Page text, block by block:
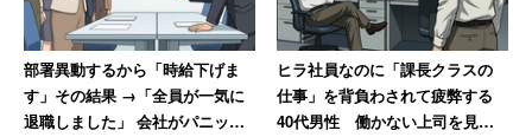
ービス業従事者からは、
「毎日忙しくなるから怖いだけ」
部署異動するから「時給下げま
す」その結果 →「全員が一気に
退職しました」 会社がパニック
ヒラ社員なのに「課長クラスの
仕事」を背負わされて疲弊する
40代男性 働かない上司を見て